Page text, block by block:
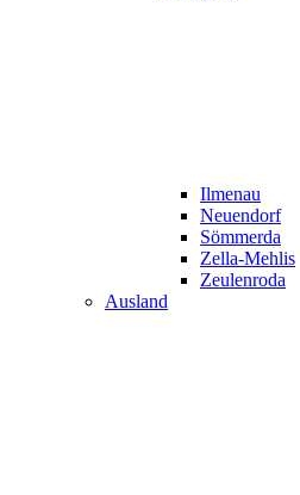
Ilmenau
Neuendorf
Sömmerda
Zella-Mehlis
Zeulenroda
Ausland